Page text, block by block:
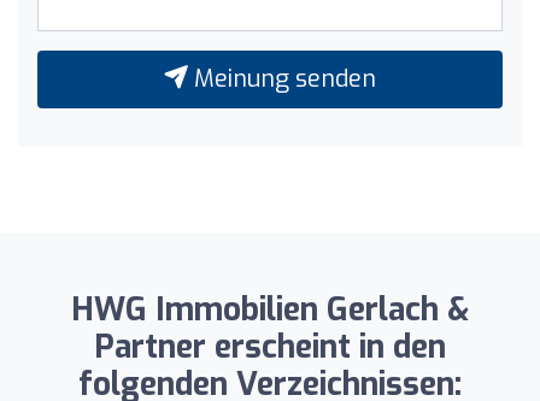
Meinung senden
HWG Immobilien Gerlach &
Partner erscheint in den
folgenden Verzeichnissen: